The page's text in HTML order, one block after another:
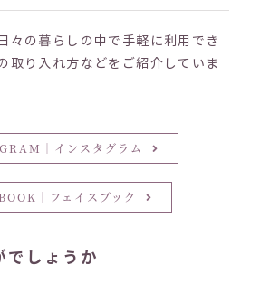
々の暮らしの中で手軽に利用でき
取り入れ方などをご紹介していま
｜インスタグラム
｜フェイスブック
でしょうか